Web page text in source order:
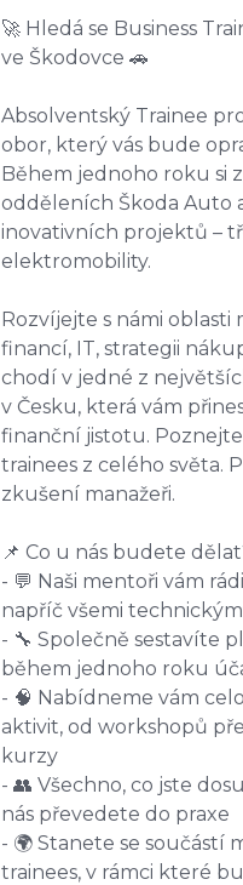
🚀 Hledá se Business
ve Škodovce 🚗
Absolventský Trainee
obor, který vás bude
Během jednoho roku si
odděleních Škoda Auto
inovativních projektů –
elektromobility.
Rozvíjejte s námi
financí, IT, strategii
chodí v jedné z
v Česku, která vám
finanční jistotu.
trainees z celého světa.
zkušení manažeři.
📌 Co u nás budete
- 💬 Naši mentoři vám
napříč všemi
- 🔧 Společně sestavíte
během jednoho roku
- 🧠 Nabídneme vám
aktivit, od workshopů
kurzy
- 👥 Všechno, co jste
nás převedete do praxe
- 🌍 Stanete se součástí
trainees, v rámci které